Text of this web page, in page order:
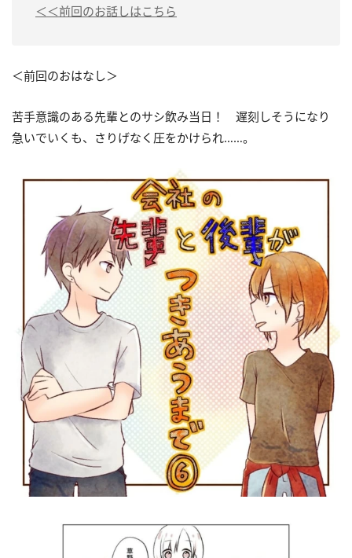
＜＜前回のお話しはこちら
＜前回のおはなし＞
苦手意識のある先輩とのサシ飲み当日！ 遅刻しそうになり
急いでいくも、さりげなく圧をかけられ……。